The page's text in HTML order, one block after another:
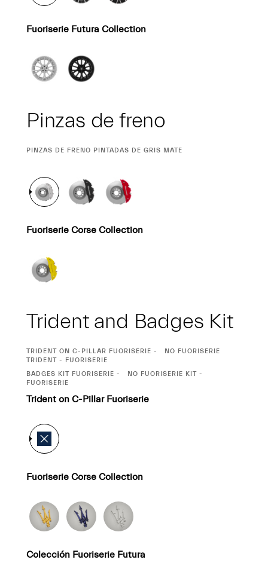
Fuoriserie Futura Collection
Pinzas de freno
CURRENT
PINZAS DE FRENO PINTADAS DE GRIS MATE
Fuoriserie Corse Collection
Trident and Badges Kit
CURRENT
SELECTION
TRIDENT ON C-PILLAR FUORISERIE
NO FUORISERIE
TRIDENT - FUORISERIE
CURRENT
SELECTION
BADGES KIT FUORISERIE
NO FUORISERIE KIT -
FUORISERIE
Trident on C-Pillar Fuoriserie
Fuoriserie Corse Collection
Colección Fuoriserie Futura